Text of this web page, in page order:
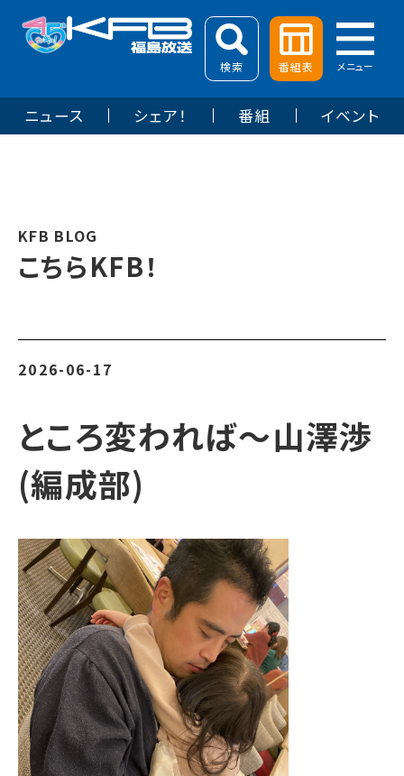
検索 番組表 メニュー
ニュース シェア！ 番組 イベント
KFB BLOG
こちらKFB！
2026-06-17
ところ変われば～山澤渉
(編成部)